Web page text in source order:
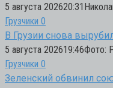
5 августа
Грузчики 0
В Грузии снова
5 августа 202619:46Фото:
Грузчики 0
Зеленский обвинил